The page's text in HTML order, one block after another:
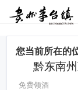
您当前所在的
黔东南
免费领酒